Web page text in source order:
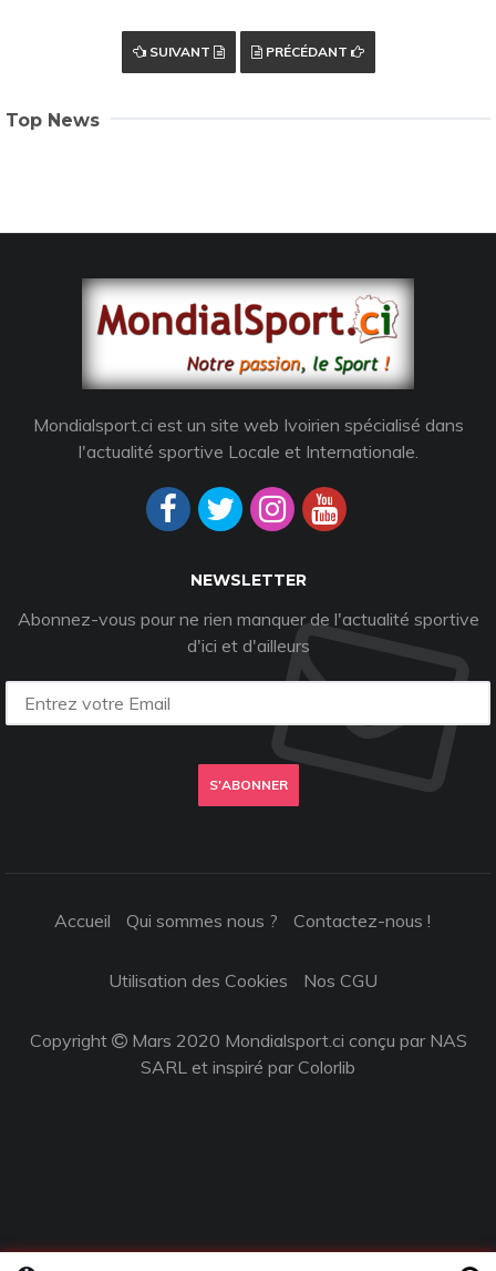
SUIVANT PRÉCÉDANT
Top News
Mondialsport.ci est un site web Ivoirien spécialisé dans
l'actualité sportive Locale et Internationale.
NEWSLETTER
Abonnez-vous pour ne rien manquer de l'actualité sportive
d'ici et d'ailleurs
S'ABONNER
Accueil Qui sommes nous ? Contactez-nous !
Utilisation des Cookies Nos CGU
Copyright
Mars 2020 Mondialsport.ci conçu par NAS
SARL et inspiré parColorlib